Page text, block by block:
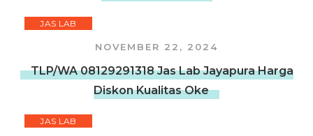
JAS LAB
NOVEMBER 22, 2024
TLP/WA 08129291318 Jas Lab Jayapura Harga
Diskon Kualitas Oke
JAS LAB